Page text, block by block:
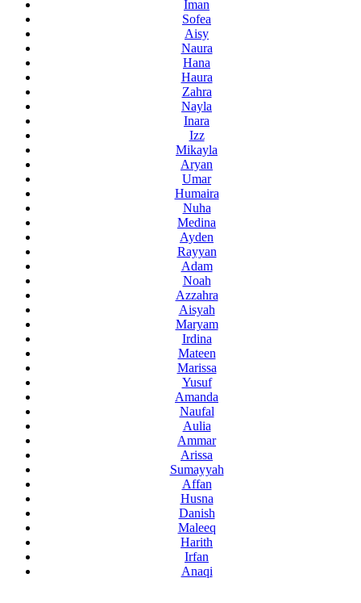
Iman
Sofea
Aisy
Naura
Hana
Haura
Zahra
Nayla
Inara
Izz
Mikayla
Aryan
Umar
Humaira
Nuha
Medina
Ayden
Rayyan
Adam
Noah
Azzahra
Aisyah
Maryam
Irdina
Mateen
Marissa
Yusuf
Amanda
Naufal
Aulia
Ammar
Arissa
Sumayyah
Affan
Husna
Danish
Maleeq
Harith
Irfan
Anaqi